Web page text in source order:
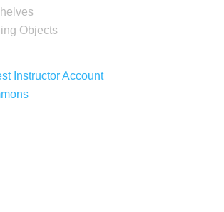
Objects
Instructor Account